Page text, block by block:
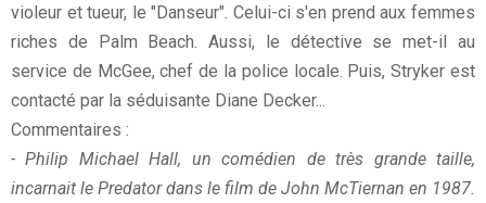
violeur et tueur, le "Danseur". Celui-ci s'en prend aux femmes
riches de Palm Beach. Aussi, le détective se met-il au
service de McGee, chef de la police locale. Puis, Stryker est
contacté par la séduisante Diane Decker...
Commentaires :
- Philip Michael Hall, un comédien de très grande taille,
incarnait le Predator dans le film de John McTiernan en 1987.